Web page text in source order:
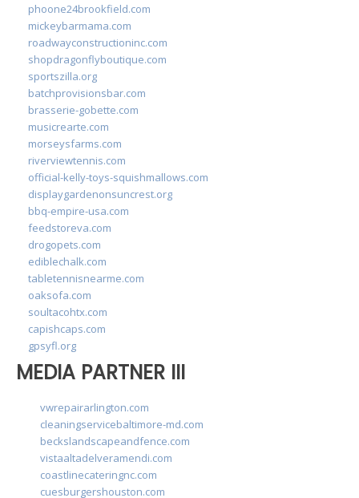
phoone24brookfield.com
mickeybarmama.com
roadwayconstructioninc.com
shopdragonflyboutique.com
sportszilla.org
batchprovisionsbar.com
brasserie-gobette.com
musicrearte.com
morseysfarms.com
riverviewtennis.com
official-kelly-toys-squishmallows.com
displaygardenonsuncrest.org
bbq-empire-usa.com
feedstoreva.com
drogopets.com
ediblechalk.com
tabletennisnearme.com
oaksofa.com
soultacohtx.com
capishcaps.com
gpsyfl.org
MEDIA PARTNER III
vwrepairarlington.com
cleaningservicebaltimore-md.com
beckslandscapeandfence.com
vistaaltadelveramendi.com
coastlinecateringnc.com
cuesburgershouston.com